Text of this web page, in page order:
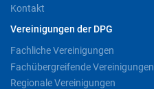
Kontakt
Vereinigungen der DPG
Fachliche Vereinigungen
Fachübergreifende Vereinigungen
Regionale Vereinigungen